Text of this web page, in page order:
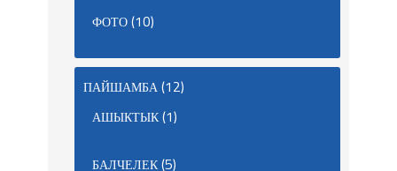
ФОТО(10)
ПАЙШАМБА(12)
АШЫКТЫК(1)
БАЛЧЕЛЕК(5)